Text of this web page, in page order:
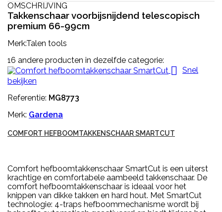
OMSCHRIJVING
Takkenschaar voorbijsnijdend telescopisch
premium 66-99cm
Merk:Talen tools
16 andere producten in dezelfde categorie:
 Snel
bekijken
Referentie: MG8773
Merk: Gardena
COMFORT HEFBOOMTAKKENSCHAAR SMARTCUT
Comfort hefboomtakkenschaar SmartCut is een uiterst
krachtige en comfortabele aambeeld takkenschaar. De
comfort hefboomtakkenschaar is ideaal voor het
knippen van dikke takken en hard hout. Met SmartCut
technologie: 4-traps hefboommechanisme wordt bij